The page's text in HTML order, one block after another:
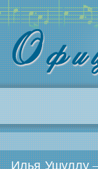
Илья Ушуллу –